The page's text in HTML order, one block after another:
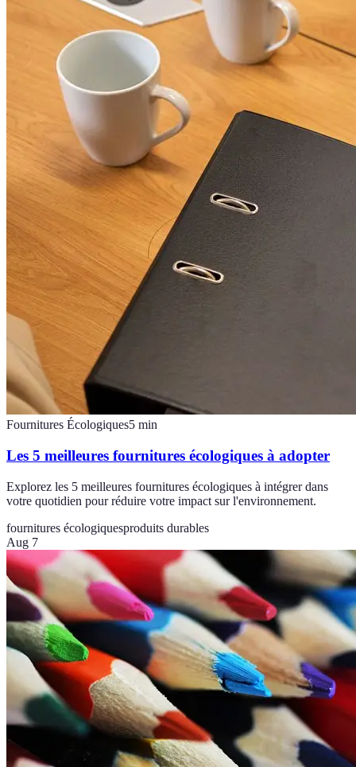
Fournitures Écologiques5 min
Les 5 meilleures fournitures écologiques à adopter
Explorez les 5 meilleures fournitures écologiques à intégrer dans
votre quotidien pour réduire votre impact sur l'environnement.
fournitures écologiquesproduits durables
Aug 7